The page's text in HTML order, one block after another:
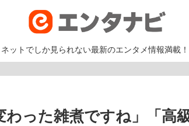
ネットでしか見られない最新のエンタメ情報満載！
った雑煮ですね」「高